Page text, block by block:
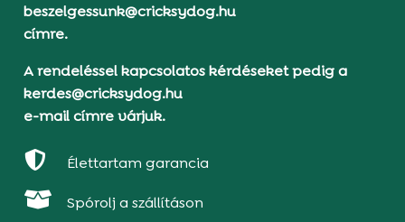
beszelgessunk@cricksydog.hu
címre.
A rendeléssel kapcsolatos kérdéseket pedig a
kerdes@cricksydog.hu
e-mail címre várjuk.
 Élettartam garancia
 Spórolj a szállításon